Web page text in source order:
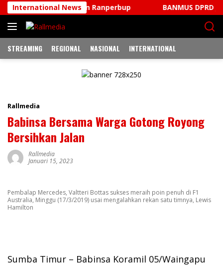
Langsung
ke
konten
International News
Ranperda Dan Ranperbup BANMUS DPRD
STREAMING REGIONAL NASIONAL INTERNATIONAL
Rallmedia
Babinsa Bersama Warga Gotong Royong
Bersihkan Jalan
Rallmedia
Januari 15, 2023
Pembalap Mercedes, Valtteri Bottas sukses meraih poin penuh di F1
Australia, Minggu (17/3/2019) usai mengalahkan rekan satu timnya, Lewis
Hamilton
Sumba Timur – Babinsa Koramil 05/Waingapu